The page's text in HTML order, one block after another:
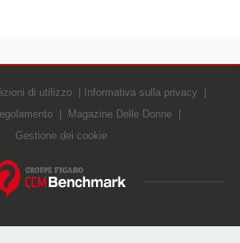
di utilizzo
Informativa sulla privacy
Magazine Delle Donne
Gestione dei cookie